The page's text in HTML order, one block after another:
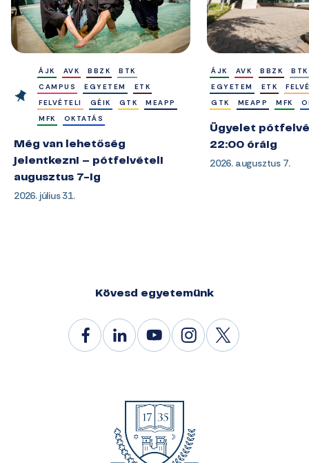
ÁJK AVK BBZK
BTK
CAMPUS
EGYETEM
ETK
FELVÉTELI
GÉIK GTK
MEAPP
MFK
OKTATÁS
Még van lehetőség
jelentkezni – pótfelvételi
augusztus 7-ig
2026. július 31.
ÁJK AVK BBZK
BTK
EGYETEM
ETK
GTK
MEAPP MFK
Ügyelet
22:00 óráig
2026. augusztus 7.
Kövesd egyetemünk